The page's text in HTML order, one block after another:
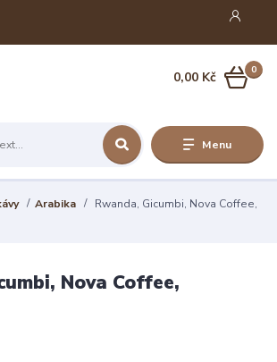
Menu
0
0,00 Kč
Arabika
Rwanda, Gicumbi, Nova Coffee,
Nova Coffee,